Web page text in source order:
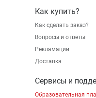
Как купить?
Как сделать заказ?
Вопросы и ответы
Рекламации
Доставка
Сервисы и
Образовательная